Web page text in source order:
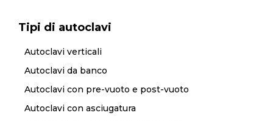
Tipi di autoclavi
Autoclavi verticali
Autoclavi da banco
Autoclavi con pre-vuoto e post-vuoto
Autoclavi con asciugatura